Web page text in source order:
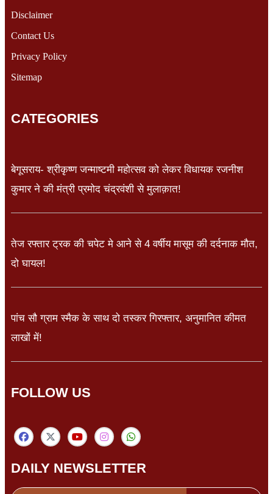
Disclaimer
Contact Us
Privacy Policy
Sitemap
CATEGORIES
बेगूसराय- श्रीकृष्ण जन्माष्टमी महोत्सव को लेकर विधायक रजनीश
कुमार ने की मंत्री प्रमोद चंद्रवंशी से मुलाक़ात!
तेज रफ्तार ट्रक की चपेट मे आने से 4 वर्षीय मासूम की दर्दनाक मौत,
दो घायल!
पांच सौ ग्राम स्मैक के साथ दो तस्कर गिरफ्तार, अनुमानित कीमत
लाखों में!
FOLLOW US
DAILY NEWSLETTER